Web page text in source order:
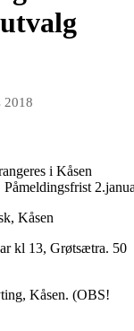
2018
i Kåsen
Kåsen
kl 13, Grøtsætra. 50
Kåsen. (OBS!